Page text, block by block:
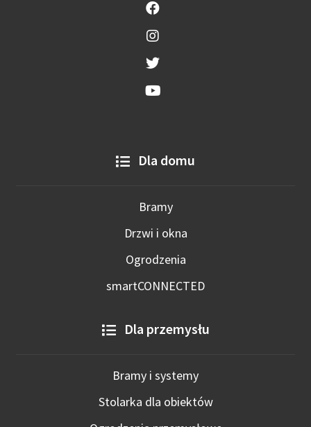
Dla domu
Bramy
Drzwi i okna
Ogrodzenia
smartCONNECTED
Dla przemysłu
Bramy i systemy
Stolarka dla obiektów